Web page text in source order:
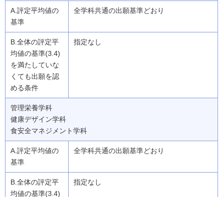
全学科共通の出願基準どおり
指定なし
管理栄養学科
健康デザイン学科
食安全マネジメント学科
全学科共通の出願基準どおり
指定なし